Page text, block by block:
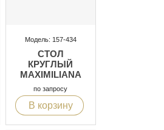
Модель: 157-434
СТОЛ
КРУГЛЫЙ
MAXIMILIANA
по запросу
В корзину